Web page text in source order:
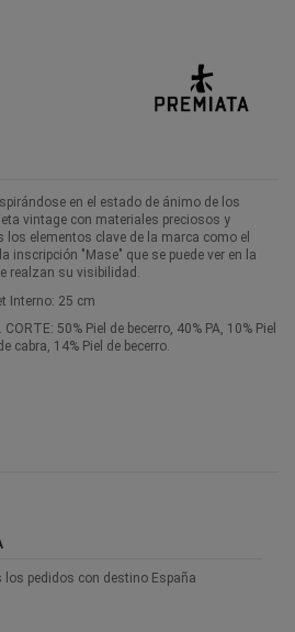
en el estado de ánimo de los
vintage con materiales preciosos y
elementos clave de la marca como el
inscripción "Mase" que se puede ver en la
realzan su visibilidad.
Interno: 25 cm
50% Piel de becerro, 40% PA, 10% Piel
cabra, 14% Piel de becerro.
pedidos con destino España